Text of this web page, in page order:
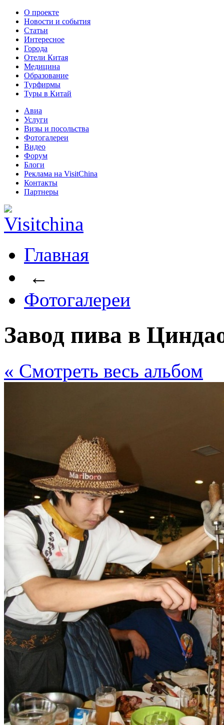
О проекте
Новости и события
Статьи
Интересное
Города
Отели Китая
Медицина
Образование
Турфирмы
Туры в Китай
Авиа
Услуги
Визы и посольства
Фотогалереи
Видео
Форум
Блоги
Реклама на VisitChina
Контакты
Партнеры
Главная
←
Фотогалереи
Завод пива в
« Cмотреть весь альбом